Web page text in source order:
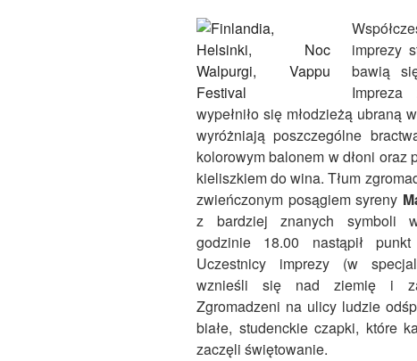
imprezy
bawią
wypełniło się młodzieżą ubraną
wyróżniają poszczególne
kolorowym balonem w dłoni
kieliszkiem do wina. Tłum
zwieńczonym posągiem syreny
z bardziej znanych symboli
godzinie 18.00 nastąpił punkt
Uczestnicy imprezy (w
wznieśli się nad ziemię i
Zgromadzeni na ulicy ludzie
białe, studenckie czapki, które
zaczęli świętowanie.